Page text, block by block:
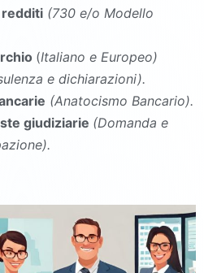
redditi (730 e/o Modello
(Italiano e Europeo)
e dichiarazioni).
(Anatocismo Bancario).
giudiziarie (Domanda e